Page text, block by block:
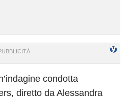
condotta
diretto da Alessandra